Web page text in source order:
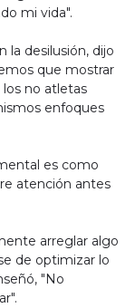
mi vida".
la desilusión, dijo
que mostrar
los no atletas
enfoques
es como
atención antes
arreglar algo
de optimizar lo
"No